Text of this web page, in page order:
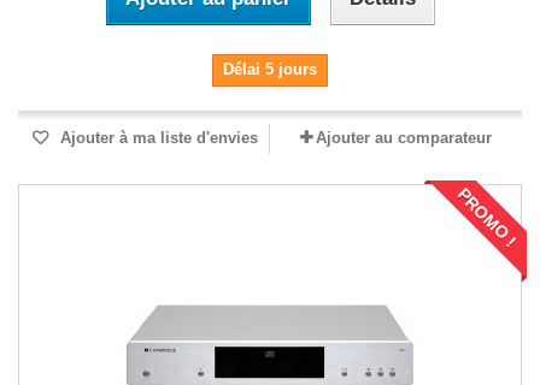
Délai 5 jours
Ajouter à ma liste d'envies Ajouter au comparateur
PROMO !